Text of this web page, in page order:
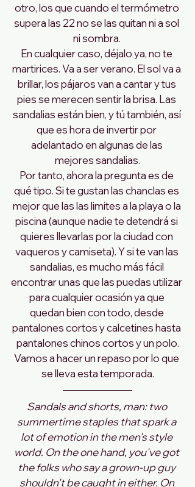
otro, los que cuando el termómetro
supera las 22 no se las quitan ni a sol
ni sombra.
En cualquier caso, déjalo ya, no te
martirices. Va a ser verano. El sol va a
brillar, los pájaros van a cantar y tus
pies se merecen sentir la brisa. Las
sandalias están bien, y tú también, así
que es hora de invertir por
adelantado en algunas de las
mejores sandalias.
Por tanto, ahora la pregunta es de
qué tipo. Si te gustan las chanclas es
mejor que las las limites a la playa o la
piscina (aunque nadie te detendrá si
quieres llevarlas por la ciudad con
vaqueros y camiseta). Y si te van las
sandalias, es mucho más fácil
encontrar unas que las puedas utilizar
para cualquier ocasión ya que
quedan bien con todo, desde
pantalones cortos y calcetines hasta
pantalones chinos cortos y un polo.
Vamos a hacer un repaso por lo que
se lleva esta temporada.
Sandals and shorts, man: two
summertime staples that spark a
lot of emotion in the men's style
world. On the one hand, you've got
the folks who say a grown-up guy
shouldn't be caught in either. On